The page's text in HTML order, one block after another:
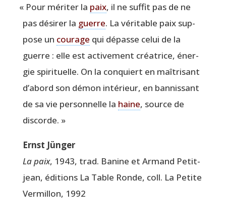
« Pour méri­ter la paix, il ne suf­fit pas de ne
pas dési­rer la guerre. La véri­table paix sup­
pose un cou­rage qui dépasse celui de la
guerre : elle est acti­ve­ment créa­trice, éner­
gie spi­ri­tuelle. On la conquiert en maî­tri­sant
d’abord son démon inté­rieur, en ban­nis­sant
de sa vie per­son­nelle la haine, source de
discorde. »
Ernst Jün­ger
La paix, 1943, trad. Banine et Armand Petit­
jean, édi­tions La Table Ronde, coll. La Petite
Ver­millon, 1992